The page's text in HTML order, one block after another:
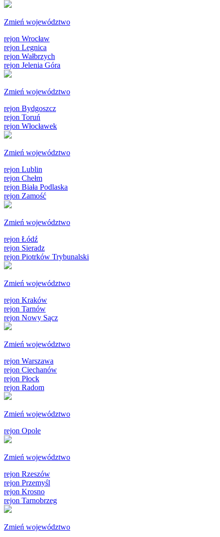
Zmień województwo
rejon Wrocław
rejon Legnica
rejon Wałbrzych
rejon Jelenia Góra
Zmień województwo
rejon Bydgoszcz
rejon Toruń
rejon Włocławek
Zmień województwo
rejon Lublin
rejon Chełm
rejon Biała Podlaska
rejon Zamość
Zmień województwo
rejon Łódź
rejon Sieradz
rejon Piotrków Trybunalski
Zmień województwo
rejon Kraków
rejon Tarnów
rejon Nowy Sącz
Zmień województwo
rejon Warszawa
rejon Ciechanów
rejon Płock
rejon Radom
Zmień województwo
rejon Opole
Zmień województwo
rejon Rzeszów
rejon Przemyśl
rejon Krosno
rejon Tarnobrzeg
Zmień województwo